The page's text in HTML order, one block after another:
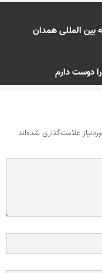
بین المللی همدان
دوست دارم
علامت‌گذاری شده‌اند